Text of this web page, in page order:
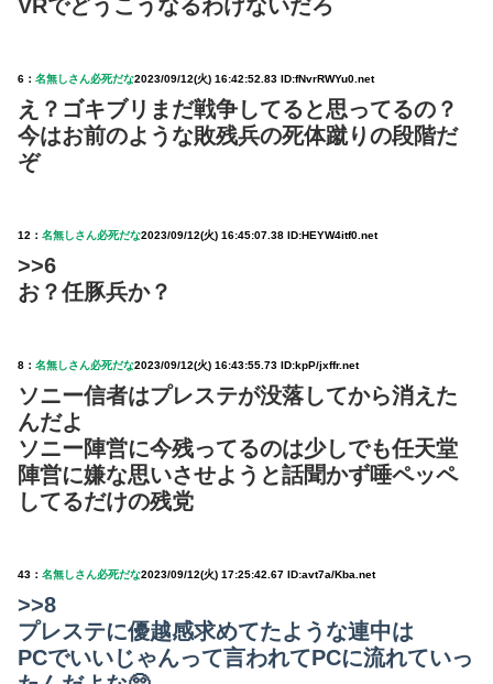
VRでどうこうなるわけないだろ
6： 名無しさん必死だな2023/09/12(火) 16:42:52.83 ID:fNvrRWYu0.net
え？ゴキブリまだ戦争してると思ってるの？
今はお前のような敗残兵の死体蹴りの段階だ
ぞ
12： 名無しさん必死だな2023/09/12(火) 16:45:07.38 ID:HEYW4itf0.net
>>6
お？任豚兵か？
8： 名無しさん必死だな2023/09/12(火) 16:43:55.73 ID:kpP/jxffr.net
ソニー信者はプレステが没落してから消えた
んだよ
ソニー陣営に今残ってるのは少しでも任天堂
陣営に嫌な思いさせようと話聞かず唾ペッペ
してるだけの残党
43： 名無しさん必死だな2023/09/12(火) 17:25:42.67 ID:avt7a/Kba.net
>>8
プレステに優越感求めてたような連中は
PCでいいじゃんって言われてPCに流れていっ